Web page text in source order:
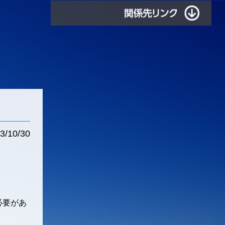
10/30
要があ